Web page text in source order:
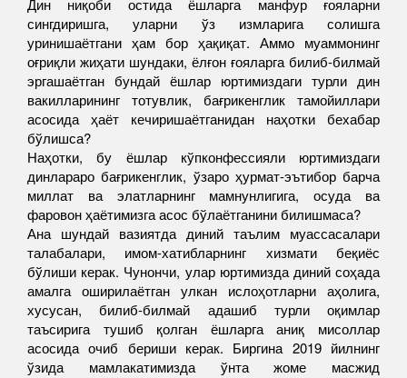
Дин ниқоби остида ёшларга манфур ғояларни
сингдиришга, уларни ўз измларига солишга
уринишаётгани ҳам бор ҳақиқат. Аммо муаммонинг
оғриқли жиҳати шундаки, ёлғон ғояларга билиб-билмай
эргашаётган бундай ёшлар юртимиздаги турли дин
вакилларининг тотувлик, бағрикенглик тамойиллари
асосида ҳаёт кечиришаётганидан наҳотки бехабар
бўлишса?
Наҳотки, бу ёшлар кўпконфессияли юртимиздаги
динлараро бағрикенглик, ўзаро ҳурмат-эътибор барча
миллат ва элатларнинг мамнунлигига, осуда ва
фаровон ҳаётимизга асос бўлаётганини билишмаса?
Ана шундай вазиятда диний таълим муассасалари
талабалари, имом-хатибларнинг хизмати беқиёс
бўлиши керак. Чунончи, улар юртимизда диний соҳада
амалга оширилаётган улкан ислоҳотларни аҳолига,
хусусан, билиб-билмай адашиб турли оқимлар
таъсирига тушиб қолган ёшларга аниқ мисоллар
асосида очиб бериши керак. Биргина 2019 йилнинг
ўзида мамлакатимизда ўнта жоме масжид